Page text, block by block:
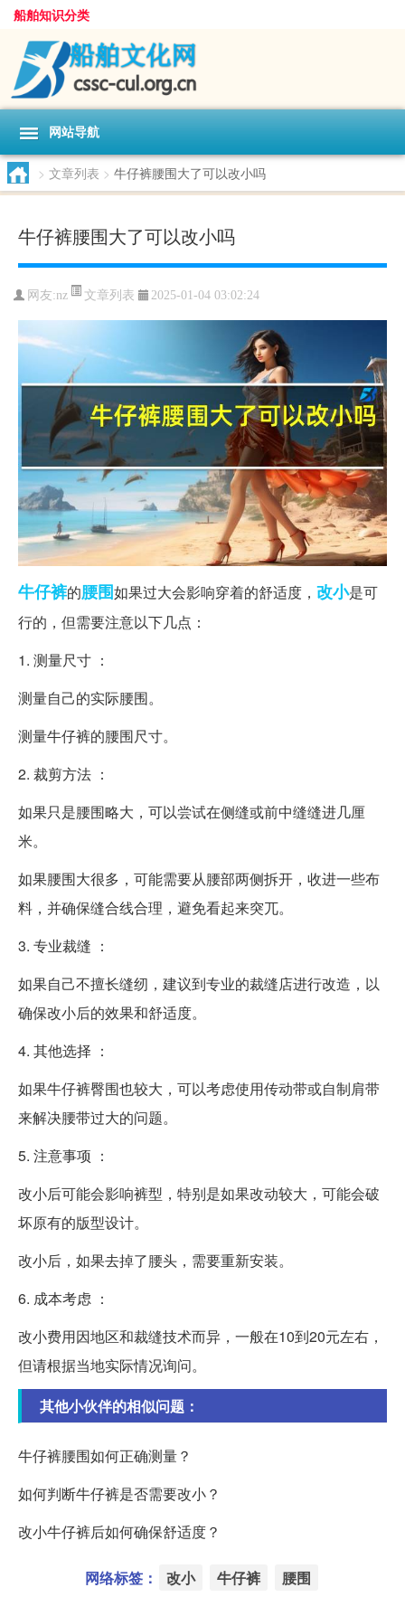
船舶知识分类
网站导航
> 文章列表 > 牛仔裤腰围大了可以改小吗
牛仔裤腰围大了可以改小吗
网友:nz 文章列表 2025-01-04 03:02:24
牛仔裤的腰围如果过大会影响穿着的舒适度， 改小是可
行的，但需要注意以下几点：
1. 测量尺寸 ：
测量自己的实际腰围。
测量牛仔裤的腰围尺寸。
2. 裁剪方法 ：
如果只是腰围略大，可以尝试在侧缝或前中缝缝进几厘
米。
如果腰围大很多，可能需要从腰部两侧拆开，收进一些布
料，并确保缝合线合理，避免看起来突兀。
3. 专业裁缝 ：
如果自己不擅长缝纫，建议到专业的裁缝店进行改造，以
确保改小后的效果和舒适度。
4. 其他选择 ：
如果牛仔裤臀围也较大，可以考虑使用传动带或自制肩带
来解决腰带过大的问题。
5. 注意事项 ：
改小后可能会影响裤型，特别是如果改动较大，可能会破
坏原有的版型设计。
改小后，如果去掉了腰头，需要重新安装。
6. 成本考虑 ：
改小费用因地区和裁缝技术而异，一般在10到20元左右，
但请根据当地实际情况询问。
其他小伙伴的相似问题：
牛仔裤腰围如何正确测量？
如何判断牛仔裤是否需要改小？
改小牛仔裤后如何确保舒适度？
网络标签： 改小 牛仔裤 腰围